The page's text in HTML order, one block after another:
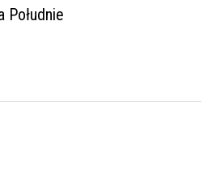
Południe